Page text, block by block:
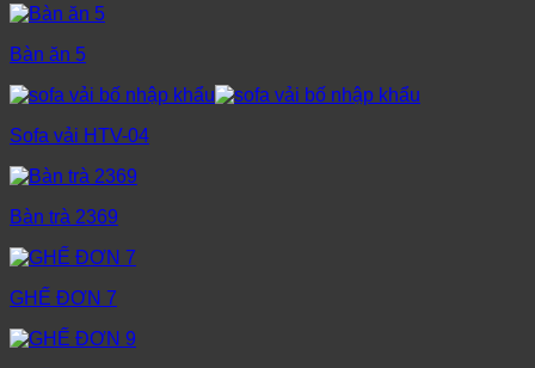
Bàn ăn 5
Sofa vải HTV-04
Bàn trà 2369
GHẾ ĐƠN 7